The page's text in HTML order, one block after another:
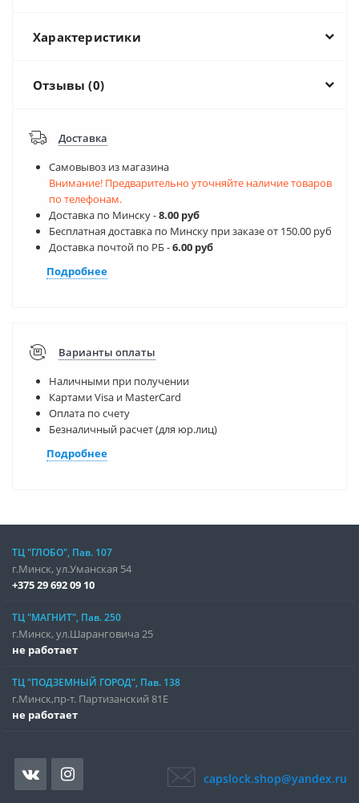
Характеристики
Отзывы (0)
Доставка
Самовывоз из магазина
Внимание! Предварительно уточняйте наличие товаров
по телефонам.
Доставка по Минску -8.00 руб
Бесплатная доставка по Минску при заказе от 150.00 руб
Доставка почтой по РБ -6.00 руб
Подробнее
Варианты оплаты
Наличными при получении
Картами Visa и MasterCard
Оплата по счету
Безналичный расчет (для юр.лиц)
Подробнее
ТЦ "ГЛОБО", Пав. 107
г.Минск, ул.Уманская 54
+375 29 692 09 10
ТЦ "МАГНИТ", Пав. 250
г.Минск, ул.Шаранговича 25
не работает
ТЦ "ПОДЗЕМНЫЙ ГОРОД", Пав. 138
г.Минск,пр-т. Партизанский 81Е
не работает
capslock.shop@yandex.ru